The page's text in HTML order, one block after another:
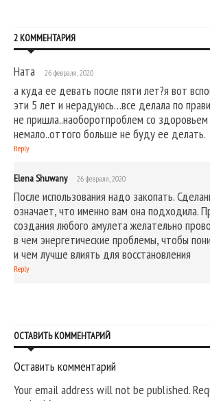
2 КОММЕНТАРИЯ
Ната 26 февраля, 2020
а куда ее девать после пяти лет?я вот
эти 5 лет и нерадуюсь…все делала по
не пришла..наоборотпроблем со
немало..оттого больше не буду ее делать.
Reply
Elena Shuwany 26 февраля, 2020
После использования надо закопать.
означает, что именно вам она подходила.
создания любого амулета желательно
в чем энергетические проблемы, чтобы
и чем лучше влиять для восстановления
Reply
ОСТАВИТЬ КОММЕНТАРИЙ
Оставить комментарий
Your email address will not be published.